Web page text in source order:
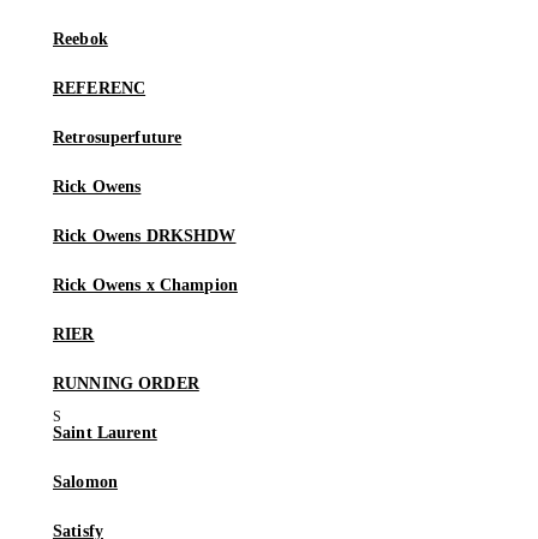
Reebok
REFERENC
Retrosuperfuture
Rick Owens
Rick Owens DRKSHDW
Rick Owens x Champion
RIER
RUNNING ORDER
Saint Laurent
Salomon
Satisfy